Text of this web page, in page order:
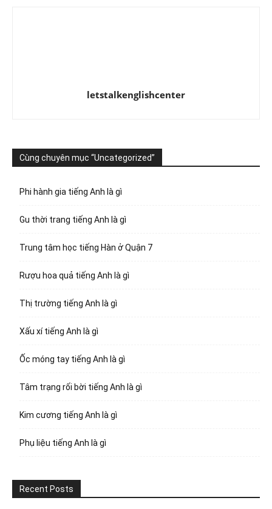
letstalkenglishcenter
Cùng chuyên mục “Uncategorized”
Phi hành gia tiếng Anh là gì
Gu thời trang tiếng Anh là gì
Trung tâm học tiếng Hàn ở Quận 7
Rượu hoa quả tiếng Anh là gì
Thị trường tiếng Anh là gì
Xấu xí tiếng Anh là gì
Ốc móng tay tiếng Anh là gì
Tâm trạng rối bời tiếng Anh là gì
Kim cương tiếng Anh là gì
Phụ liệu tiếng Anh là gì
Recent Posts